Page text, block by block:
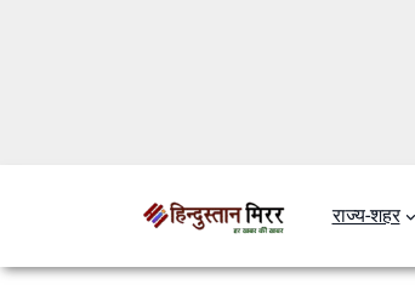
राज्य-शहर